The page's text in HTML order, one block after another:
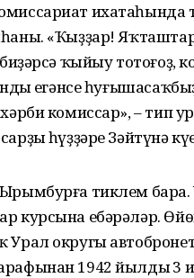
ихатаһында
«Ҡыҙҙар!
ҡыйыу тотоғоҙ,
еңгәнсе
комиссар», – тип
һүҙҙәре Зәйтүнә
тиклем бара.
курсына ебәрәләр.
округы
1942 йылдың 3